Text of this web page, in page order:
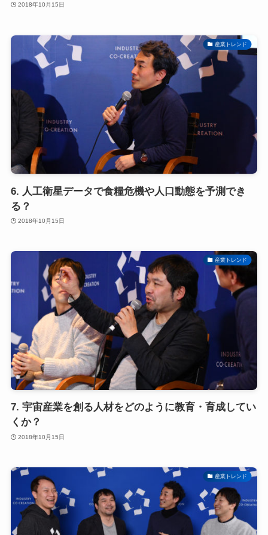
2018年10月15日
産業トレンド
6. 人工衛星データで食糧危機や人口動態を予測でき
る？
2018年10月15日
産業トレンド
7. 宇宙産業を創る人材をどのように教育・育成してい
くか？
2018年10月15日
産業トレンド